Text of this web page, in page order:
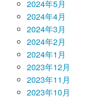
2024年5月
2024年4月
2024年3月
2024年2月
2024年1月
2023年12月
2023年11月
2023年10月